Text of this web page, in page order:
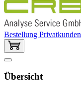
Bestellung Privatkunden
Übersicht